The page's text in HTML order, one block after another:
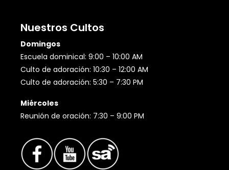
Nuestros Cultos
Domingos
Escuela dominical: 9:00 – 10:00 AM
Culto de adoración: 10:30 – 12:00 AM
Culto de adoración: 5:30 – 7:30 PM
Miércoles
Reunión de oración: 7:30 – 9:00 PM